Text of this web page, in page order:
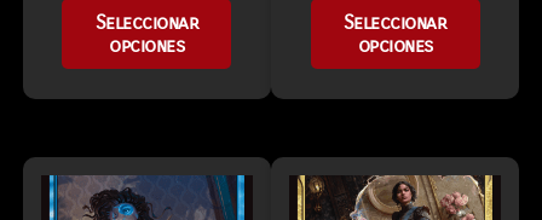
Seleccionar
opciones
Seleccionar
opciones